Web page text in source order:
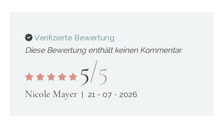
Verifizierte Bewertung
Diese Bewertung enthält keinen Kommentar.
5/5
Nicole Mayer 21 - 07 - 2026